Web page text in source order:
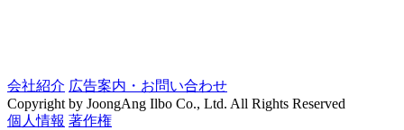
会社紹介 広告案内・お問い合わせ
Copyright by JoongAng Ilbo Co., Ltd. All Rights Reserved
個人情報 著作権